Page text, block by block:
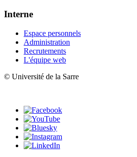
Interne
Espace personnels
Administration
Recrutements
L'équipe web
© Université de la Sarre